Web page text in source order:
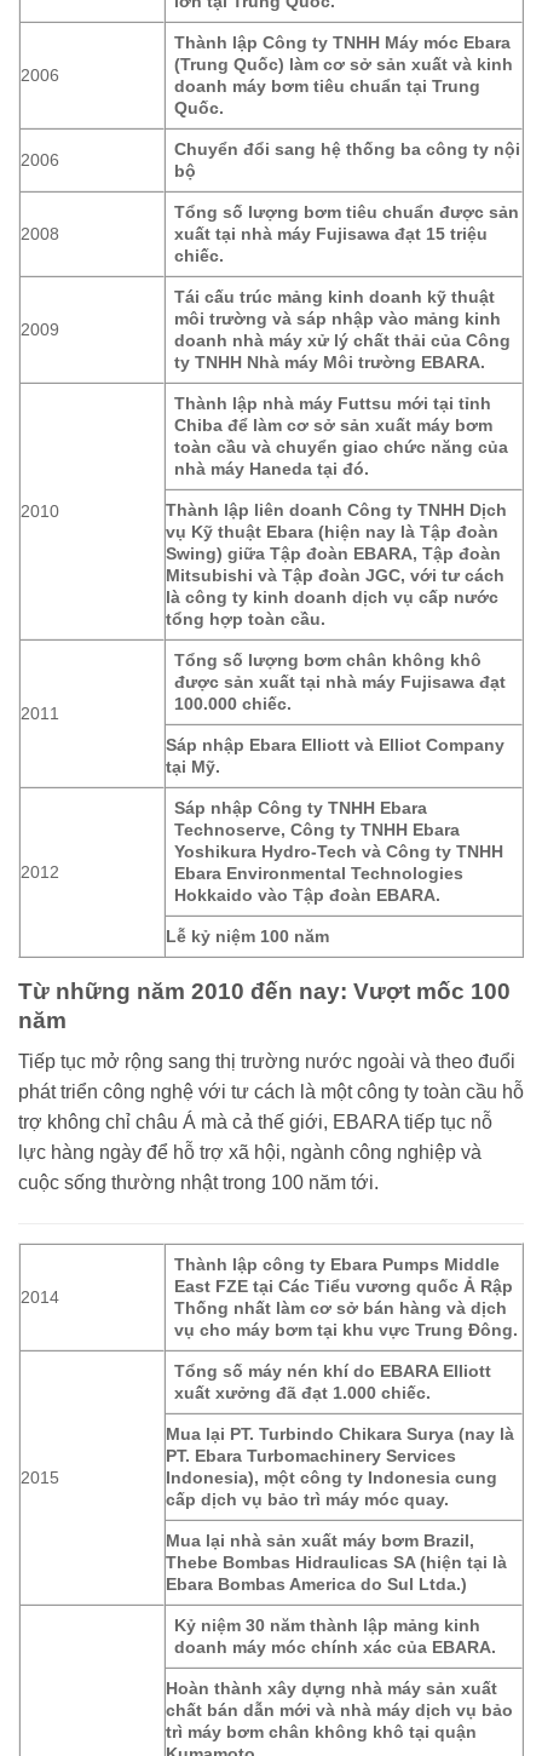
2006
Thành lập Công ty TNHH Máy móc Ebara
(Trung Quốc) làm cơ sở sản xuất và kinh
doanh máy bơm tiêu chuẩn tại Trung
Quốc.
2006
Chuyển đổi sang hệ thống ba công ty nội
bộ
2008
Tổng số lượng bơm tiêu chuẩn được sản
xuất tại nhà máy Fujisawa đạt 15 triệu
chiếc.
2009
Tái cấu trúc mảng kinh doanh kỹ thuật
môi trường và sáp nhập vào mảng kinh
doanh nhà máy xử lý chất thải của Công
ty TNHH Nhà máy Môi trường EBARA.
2010
Thành lập nhà máy Futtsu mới tại tỉnh
Chiba để làm cơ sở sản xuất máy bơm
toàn cầu và chuyển giao chức năng của
nhà máy Haneda tại đó.
Thành lập liên doanh Công ty TNHH Dịch
vụ Kỹ thuật Ebara (hiện nay là Tập đoàn
Swing) giữa Tập đoàn EBARA, Tập đoàn
Mitsubishi và Tập đoàn JGC, với tư cách
là công ty kinh doanh dịch vụ cấp nước
tổng hợp toàn cầu.
2011
Tổng số lượng bơm chân không khô
được sản xuất tại nhà máy Fujisawa đạt
100.000 chiếc.
Sáp nhập Ebara Elliott và Elliot Company
tại Mỹ.
2012
Sáp nhập Công ty TNHH Ebara
Technoserve, Công ty TNHH Ebara
Yoshikura Hydro-Tech và Công ty TNHH
Ebara Environmental Technologies
Hokkaido vào Tập đoàn EBARA.
Lễ kỷ niệm 100 năm
Từ những năm 2010 đến nay: Vượt mốc 100
năm
Tiếp tục mở rộng sang thị trường nước ngoài và theo đuổi
phát triển công nghệ với tư cách là một công ty toàn cầu hỗ
trợ không chỉ châu Á mà cả thế giới, EBARA tiếp tục nỗ
lực hàng ngày để hỗ trợ xã hội, ngành công nghiệp và
cuộc sống thường nhật trong 100 năm tới.
2014
Thành lập công ty Ebara Pumps Middle
East FZE tại Các Tiểu vương quốc Ả Rập
Thống nhất làm cơ sở bán hàng và dịch
vụ cho máy bơm tại khu vực Trung Đông.
2015
Tổng số máy nén khí do EBARA Elliott
xuất xưởng đã đạt 1.000 chiếc.
Mua lại PT. Turbindo Chikara Surya (nay là
PT. Ebara Turbomachinery Services
Indonesia), một công ty Indonesia cung
cấp dịch vụ bảo trì máy móc quay.
Mua lại nhà sản xuất máy bơm Brazil,
Thebe Bombas Hidraulicas SA (hiện tại là
Ebara Bombas America do Sul Ltda.)
Kỷ niệm 30 năm thành lập mảng kinh
doanh máy móc chính xác của EBARA.
Hoàn thành xây dựng nhà máy sản xuất
chất bán dẫn mới và nhà máy dịch vụ bảo
trì máy bơm chân không khô tại quận